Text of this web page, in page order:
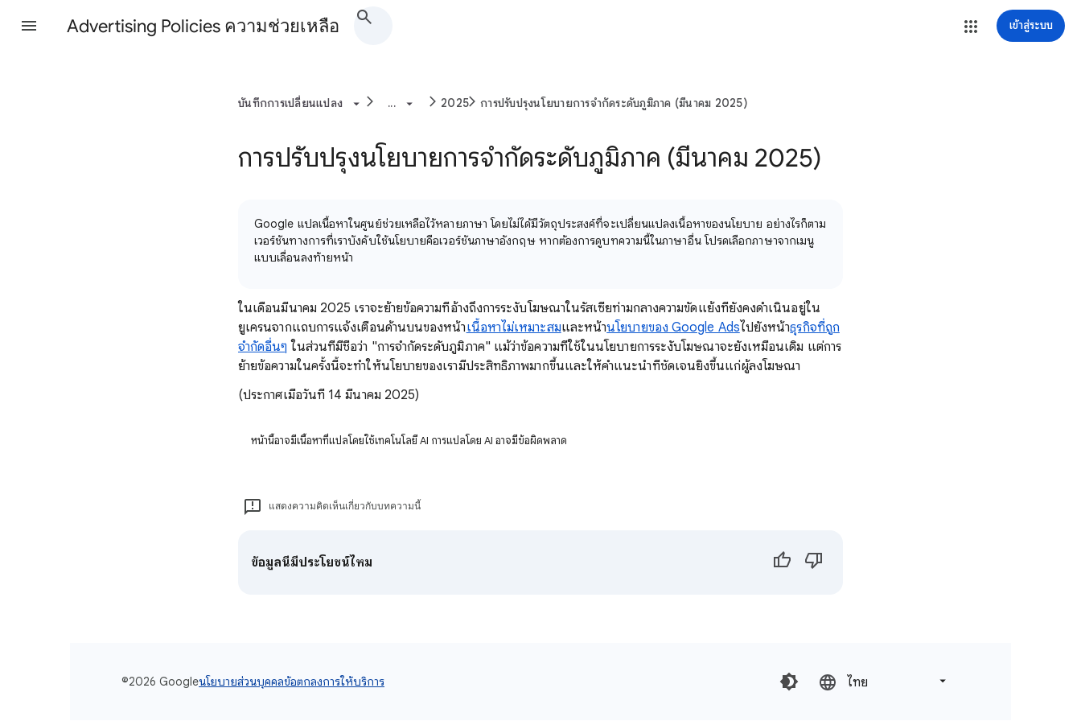
Advertising Policies ความช่วยเหลือ เข้าสู่ระบบ
บันทึกการเปลี่ยนแปลง ... 2025 การปรับปรุงนโยบายการจำกัดระดับภูมิภาค (มีนาคม 2025)
การปรับปรุงนโยบายการจำกัดระดับภูมิภาค (มีนาคม 2025)
Google แปลเนื้อหาในศูนย์ช่วยเหลือไว้หลายภาษา โดยไม่ได้มีวัตถุประสงค์ที่จะเปลี่ยนแปลงเนื้อหาของนโยบาย อย่างไรก็ตาม
เวอร์ชันทางการที่เราบังคับใช้นโยบายคือเวอร์ชันภาษาอังกฤษ หากต้องการดูบทความนี้ในภาษาอื่น โปรดเลือกภาษาจากเมนู
แบบเลื่อนลงท้ายหน้า
ในเดือนมีนาคม 2025 เราจะย้ายข้อความที่อ้างถึงการระงับโฆษณาในรัสเซียท่ามกลางความขัดแย้งที่ยังคงดำเนินอยู่ใน
ยูเครนจากแถบการแจ้งเตือนด้านบนของหน้าเนื้อหาไม่เหมาะสมและหน้านโยบายของ Google Adsไปยังหน้าธุรกิจที่ถูก
จำกัดอื่นๆ ในส่วนที่มีชื่อว่า "การจำกัดระดับภูมิภาค" แม้ว่าข้อความที่ใช้ในนโยบายการระงับโฆษณาจะยังเหมือนเดิม แต่การ
ย้ายข้อความในครั้งนี้จะทำให้นโยบายของเรามีประสิทธิภาพมากขึ้นและให้คำแนะนำที่ชัดเจนยิ่งขึ้นแก่ผู้ลงโฆษณา
(ประกาศเมื่อวันที่ 14 มีนาคม 2025)
หน้านี้อาจมีเนื้อหาที่แปลโดยใช้เทคโนโลยี AI การแปลโดย AI อาจมีข้อผิดพลาด
แสดงความคิดเห็นเกี่ยวกับบทความนี้
ข้อมูลนี้มีประโยชน์ไหม
©2026 Googleนโยบายส่วนบุคคลข้อตกลงการให้บริการ ไทย‎